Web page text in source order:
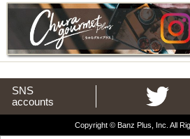
SNS
accounts
Copyright © Banz Plus, Inc. All